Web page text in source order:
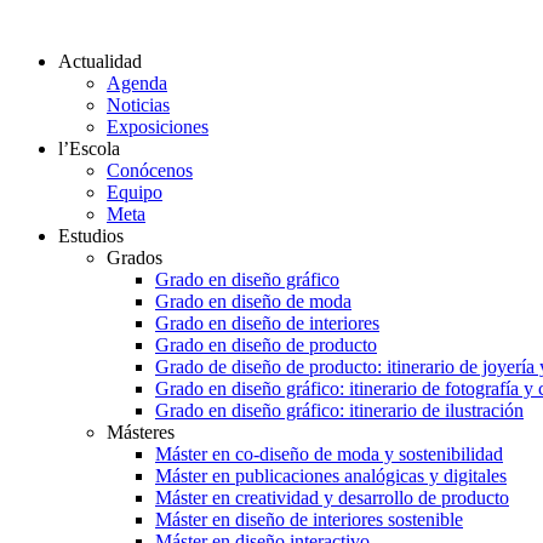
Actualidad
Agenda
Noticias
Exposiciones
l’Escola
Conócenos
Equipo
Meta
Estudios
Grados
Grado en diseño gráfico
Grado en diseño de moda
Grado en diseño de interiores
Grado en diseño de producto
Grado de diseño de producto: itinerario de joyería
Grado en diseño gráfico: itinerario de fotografía y
Grado en diseño gráfico: itinerario de ilustración
Másteres
Máster en co-diseño de moda y sostenibilidad
Máster en publicaciones analógicas y digitales
Máster en creatividad y desarrollo de producto
Máster en diseño de interiores sostenible